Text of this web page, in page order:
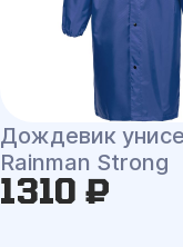
Дождевик
Rainman Strong
1310 ₽